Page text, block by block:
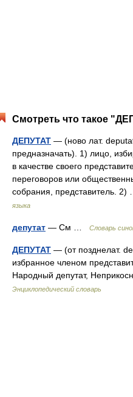
Смотреть что такое
ДЕПУТАТ — (ново лат.
предназначать). 1) лицо,
в качестве своего
переговоров или
собрания, представитель.
языка
депутат — См … Словарь
ДЕПУТАТ — (от позднелат.
избранное членом
Народный депутат,
Энциклопедический словарь